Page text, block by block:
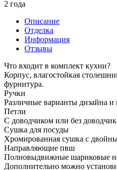
2 года
Описание
Отделка
Информация
Отзывы
Что входит в комплект кухни?
Корпус, влагостойкая
фурнитура.
Ручки
Различные варианты дизайна и
Петли
С доводчиком или без
Сушка для посуды
Хромированная сушка с
Направляющие пвш
Полновыдвижные шариковые
Дополнительно можно